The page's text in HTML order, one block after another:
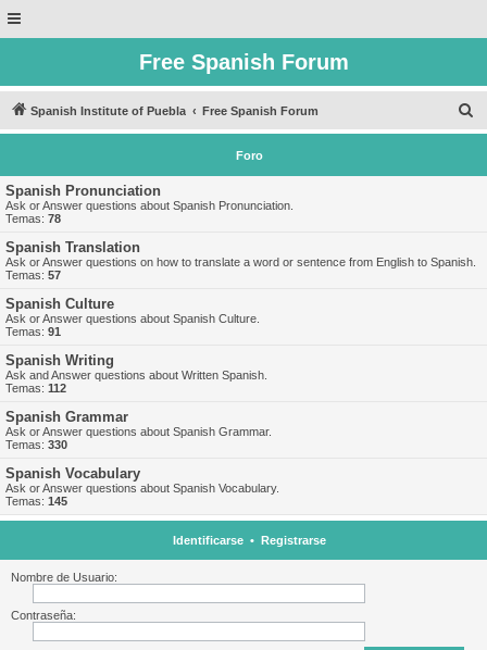
Free Spanish Forum
Spanish Institute of Puebla Free Spanish Forum
u
Foro
Spanish Pronunciation
Ask or Answer questions about Spanish Pronunciation.
Temas: 78
Spanish Translation
Ask or Answer questions on how to translate a word or sentence from English to Spanish.
Temas: 57
Spanish Culture
Ask or Answer questions about Spanish Culture.
Temas: 91
Spanish Writing
Ask and Answer questions about Written Spanish.
Temas: 112
Spanish Grammar
Ask or Answer questions about Spanish Grammar.
Temas: 330
Spanish Vocabulary
Ask or Answer questions about Spanish Vocabulary.
Temas: 145
Identificarse• Registrarse
Nombre de Usuario:
Contraseña: